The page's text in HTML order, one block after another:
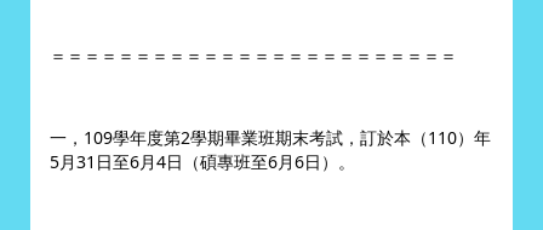
＝＝＝＝＝＝＝＝＝＝＝＝＝＝＝＝＝＝＝＝＝＝＝＝
一，109學年度第2學期畢業班期末考試，訂於本（110）年
5月31日至6月4日（碩專班至6月6日）。